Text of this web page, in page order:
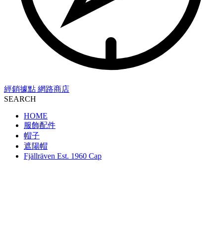
經銷據點 網路商店
SEARCH
HOME
服飾配件
帽子
遮陽帽
Fjällräven Est. 1960 Cap